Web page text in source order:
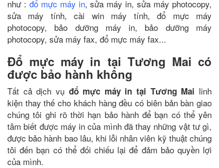
như : đổ mực máy in, sửa máy in, sửa máy photocopy,
sửa máy tính, cài win máy tính, đổ mực máy
photocopy, bảo dưỡng máy in, bảo dưỡng máy
photocopy, sửa máy fax, đổ mực máy fax...
Đổ mực máy in tại Tương Mai có
được bảo hành không
Tất cả dịch vụ đổ mực máy in tại Tương Mai linh
kiện thay thế cho khách hàng đều có biên bản bàn giao
chúng tôi ghi rõ thời hạn bảo hành để bạn có thể yên
tâm biết được máy in của mình đã thay những vật tư gì,
được bảo hành bao lâu, khi lỗi nhân viên kỹ thuật chúng
tôi đến bạn có thể đối chiếu lại để đảm bảo quyền lợi
của mình.